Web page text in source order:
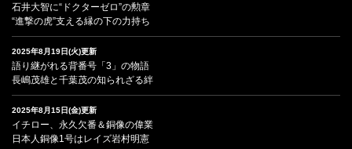
石井大智に“ドクターゼロ”の勲章
“進撃の虎”支える縁の下の力持ち
2025年8月19日(火)更新
語り継がれる背番号「3」の物語
長嶋茂雄と千葉茂の知られざる絆
2025年8月15日(金)更新
イチロー、永久欠番＆銅像の偉業
日本人銅像1号はレイズ岩村明憲